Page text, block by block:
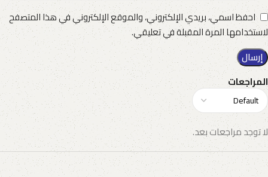
المراجعات
لا توجد مراجعات بعد.
احفظ اسمي، بريدي الإلكتروني، والموقع الإلكتروني في هذا المتصفح
لاستخدامها المرة المقبلة في تعليقي.